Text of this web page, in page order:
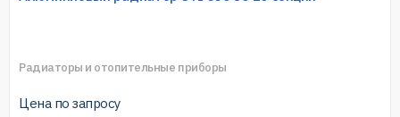
Радиаторы и отопительные приборы
Цена по запросу